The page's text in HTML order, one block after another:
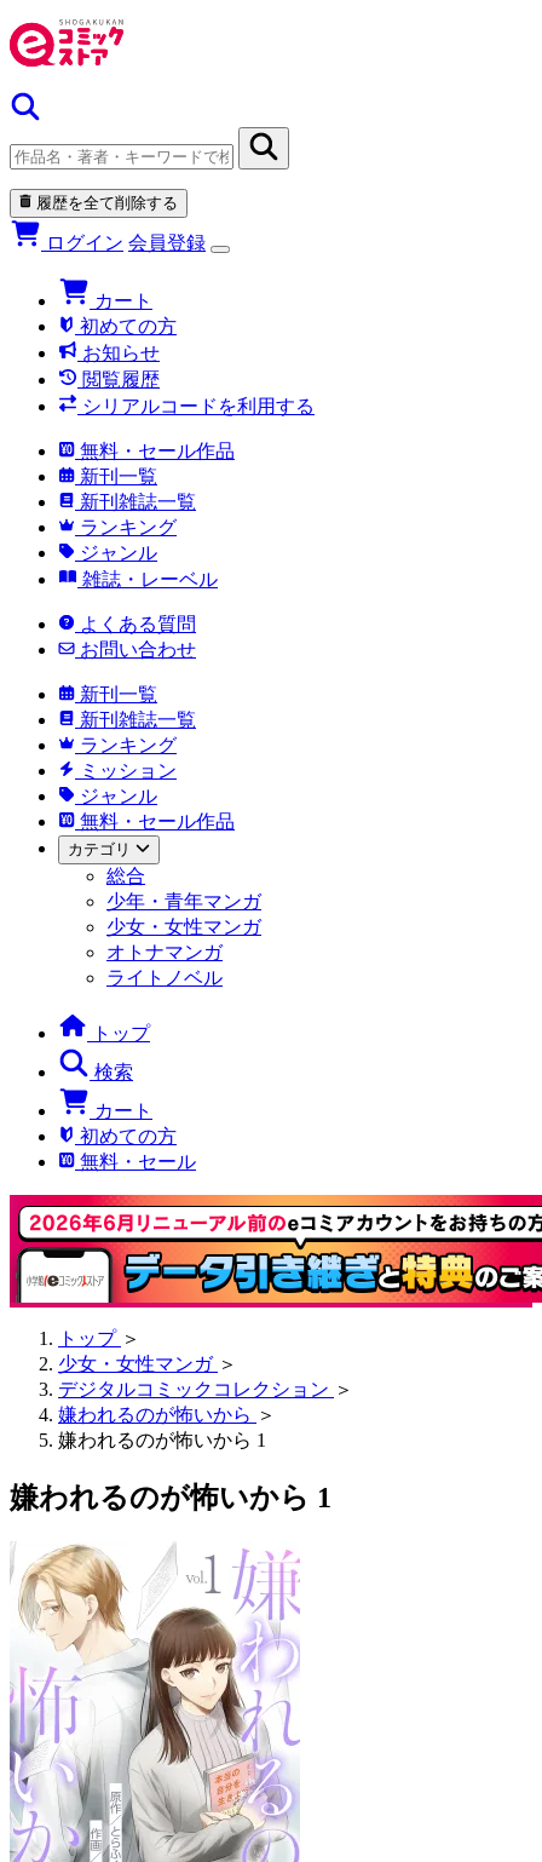
履歴を全て削除する
ログイン 会員登録
カート
初めての方
お知らせ
閲覧履歴
シリアルコードを利用する
無料・セール作品
新刊一覧
新刊雑誌一覧
ランキング
ジャンル
雑誌・レーベル
よくある質問
お問い合わせ
新刊一覧
新刊雑誌一覧
ランキング
ミッション
ジャンル
無料・セール作品
カテゴリ
総合
少年・青年マンガ
少女・女性マンガ
オトナマンガ
ライトノベル
トップ
検索
カート
初めての方
無料・セール
トップ ＞
少女・女性マンガ ＞
デジタルコミックコレクション ＞
嫌われるのが怖いから ＞
嫌われるのが怖いから 1
嫌われるのが怖いから 1